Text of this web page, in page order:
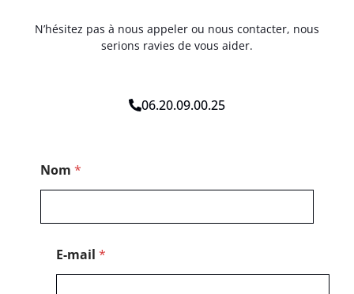
N’hésitez pas à nous appeler ou nous contacter, nous
serions ravies de vous aider.
06.20.09.00.25
Nom *
E-mail *